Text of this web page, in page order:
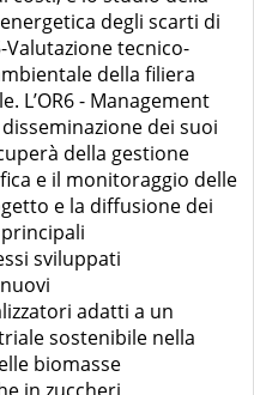
degli scarti di
Valutazione tecnico-
della filiera
L’OR6 - Management
dei suoi
della gestione
e il monitoraggio delle
e la diffusione dei
sviluppati
adatti a un
sostenibile nella
biomasse